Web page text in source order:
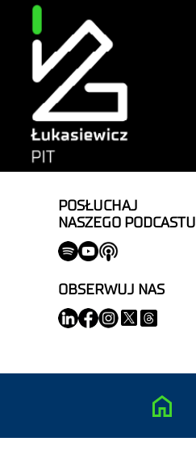
POSŁUCHAJ
NASZEGO PODCASTU
OBSERWUJ NAS